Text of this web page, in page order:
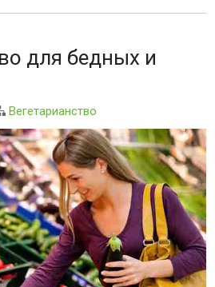
для бедных и
Вегетарианство